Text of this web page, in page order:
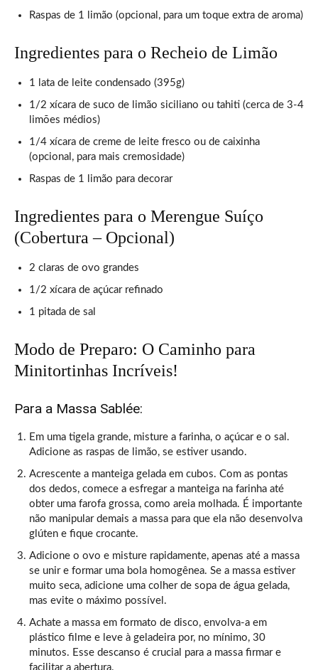
Raspas de 1 limão (opcional, para um toque extra de aroma)
Ingredientes para o Recheio de Limão
1 lata de leite condensado (395g)
1/2 xícara de suco de limão siciliano ou tahiti (cerca de 3-4
limões médios)
1/4 xícara de creme de leite fresco ou de caixinha
(opcional, para mais cremosidade)
Raspas de 1 limão para decorar
Ingredientes para o Merengue Suíço
(Cobertura – Opcional)
2 claras de ovo grandes
1/2 xícara de açúcar refinado
1 pitada de sal
Modo de Preparo: O Caminho para
Minitortinhas Incríveis!
Para a Massa Sablée:
Em uma tigela grande, misture a farinha, o açúcar e o sal.
Adicione as raspas de limão, se estiver usando.
Acrescente a manteiga gelada em cubos. Com as pontas
dos dedos, comece a esfregar a manteiga na farinha até
obter uma farofa grossa, como areia molhada. É importante
não manipular demais a massa para que ela não desenvolva
glúten e fique crocante.
Adicione o ovo e misture rapidamente, apenas até a massa
se unir e formar uma bola homogênea. Se a massa estiver
muito seca, adicione uma colher de sopa de água gelada,
mas evite o máximo possível.
Achate a massa em formato de disco, envolva-a em
plástico filme e leve à geladeira por, no mínimo, 30
minutos. Esse descanso é crucial para a massa firmar e
facilitar a abertura.